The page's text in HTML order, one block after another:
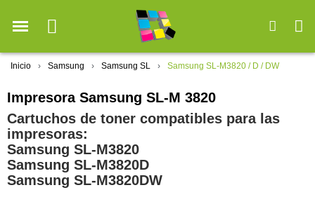
Inicio Samsung Samsung SL Samsung SL-M3820 / D / DW
Impresora Samsung SL-M 3820
Cartuchos de toner compatibles para las
impresoras:
Samsung SL-M3820
Samsung SL-M3820D
Samsung SL-M3820DW